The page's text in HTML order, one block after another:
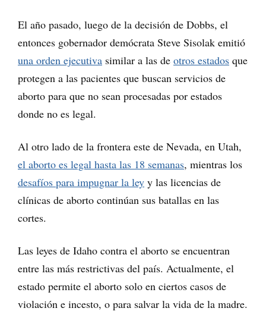
El año pasado, luego de la decisión de Dobbs, el
entonces gobernador demócrata Steve Sisolak emitió
una orden ejecutiva similar a las de otros estados que
protegen a las pacientes que buscan servicios de
aborto para que no sean procesadas por estados
donde no es legal.
Al otro lado de la frontera este de Nevada, en Utah,
el aborto es legal hasta las 18 semanas, mientras los
desafíos para impugnar la ley y las licencias de
clínicas de aborto continúan sus batallas en las
cortes.
Las leyes de Idaho contra el aborto se encuentran
entre las más restrictivas del país. Actualmente, el
estado permite el aborto solo en ciertos casos de
violación e incesto, o para salvar la vida de la madre.